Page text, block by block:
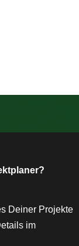
Deiner Projekte
im